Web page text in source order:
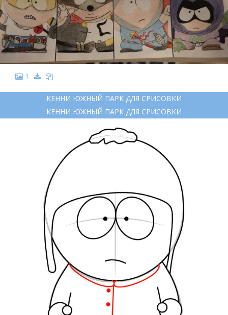
1
КЕННИ ЮЖНЫЙ ПАРК ДЛЯ СРИСОВКИ
КЕННИ ЮЖНЫЙ ПАРК ДЛЯ СРИСОВКИ